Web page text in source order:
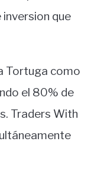
que
Tortuga como
el 80% de
Traders With